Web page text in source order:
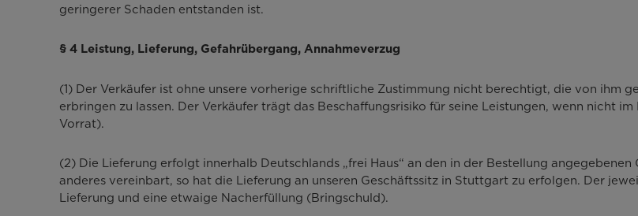
geringerer Schaden entstanden ist.
§ 4 Leistung, Lieferung, Gefahrübergang, Annahmeverzug
(1) Der Verkäufer ist ohne unsere vorherige schriftliche Zustimmung nicht berechtigt, die von ihm
erbringen zu lassen. Der Verkäufer trägt das Beschaffungsrisiko für seine Leistungen, wenn nicht
Vorrat).
(2) Die Lieferung erfolgt innerhalb Deutschlands „frei Haus“ an den in der Bestellung
anderes vereinbart, so hat die Lieferung an unseren Geschäftssitz in Stuttgart zu erfolgen. Der
Lieferung und eine etwaige Nacherfüllung (Bringschuld).